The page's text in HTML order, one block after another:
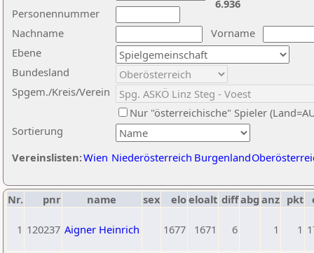
Nachname
Vorname
Ebene
Sortierung
Personennummer
Bundesland
Spgem./Kreis/Verein
Nur "österreichische" Spieler
Vereinslisten:Wien Niederösterreich Burgenland
6.936
Nr. pnr name sex eloeloalt diffabg anz pkt
1 120237 Aigner Heinrich 1677 1671 6 1 1